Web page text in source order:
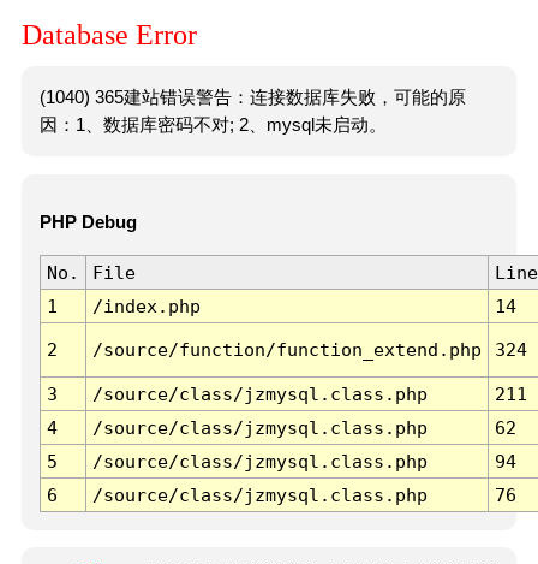
Database Error
(1040) 365建站错误警告：连接数据库失败，可能的原
因：1、数据库密码不对; 2、mysql未启动。
PHP Debug
No. File
Line
1
/index.php 14
2 /source/function/function_extend.php 324
3 /source/class/jzmysql.class.php
211
4
/source/class/jzmysql.class.php
62
5
/source/class/jzmysql.class.php
94
6
/source/class/jzmysql.class.php 76